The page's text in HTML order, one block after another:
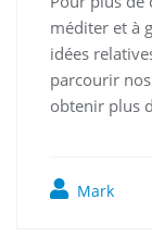
méditer et à
idées
parcourir
obtenir plus
Mark